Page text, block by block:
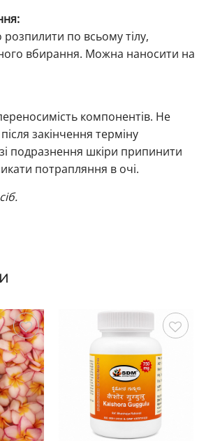
розпилити по всьому тілу,
вбирання. Можна наносити на
компонентів. Не
закінчення терміну
подразнення шкіри припинити
потрапляння в очі.
Зберегти